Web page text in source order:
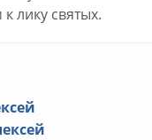
лику святых.